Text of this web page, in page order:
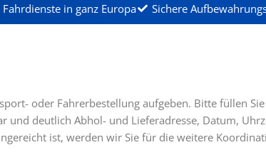
Fahrdienste in ganz Europa Sichere
oder Fahrerbestellung aufgeben. Bitte füllen
und deutlich Abhol- und Lieferadresse, Datum,
ist, werden wir Sie für die weitere